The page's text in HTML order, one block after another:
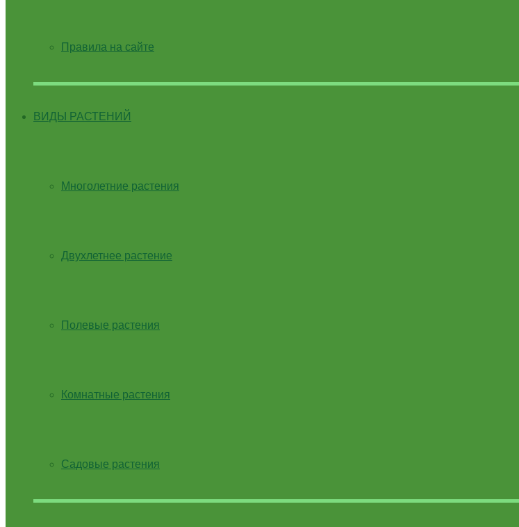
Правила на сайте
ВИДЫ РАСТЕНИЙ
Многолетние растения
Двухлетнее растение
Полевые растения
Комнатные растения
Садовые растения